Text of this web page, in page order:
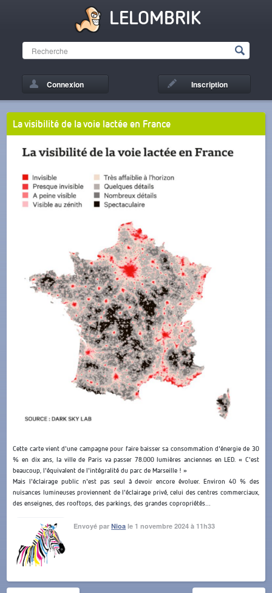
LELOMBRIK
Connexion Inscription
La visibilité de la voie lactée en France
Cette carte vient d'une campagne pour faire baisser sa consommation d'énergie de 30
% en dix ans, la ville de Paris va passer 78.000 lumières anciennes en LED. « C'est
beaucoup, l'équivalent de l'intégralité du parc de Marseille ! »
Mais l'éclairage public n'est pas seul à devoir encore évoluer. Environ 40 % des
nuisances lumineuses proviennent de l'éclairage privé, celui des centres commerciaux,
des enseignes, des rooftops, des parkings, des grandes copropriétés…
Envoyé parNioa le 1 novembre 2024 à 11h33